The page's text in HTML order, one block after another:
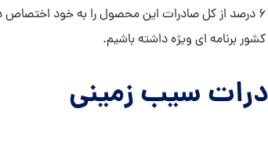
عراق در سال 97، 62 درصد از کل صادرات این محصول را به
برنامه ای ویژه داشته باشیم.
سیب زمینی